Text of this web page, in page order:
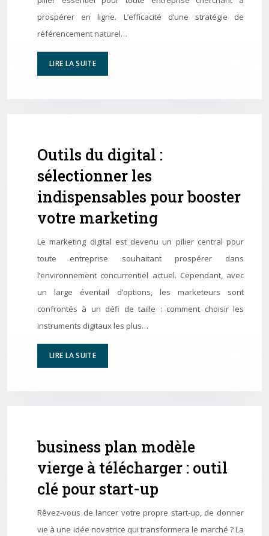
prospérer en ligne. L’efficacité d’une stratégie de
référencement naturel…
LIRE LA SUITE
Outils du digital :
sélectionner les
indispensables pour booster
votre marketing
Le marketing digital est devenu un pilier central pour
toute entreprise souhaitant prospérer dans
l’environnement concurrentiel actuel. Cependant, avec
un large éventail d’options, les marketeurs sont
confrontés à un défi de taille : comment choisir les
instruments digitaux les plus…
LIRE LA SUITE
business plan modèle
vierge à télécharger : outil
clé pour start-up
Rêvez-vous de lancer votre propre start-up, de donner
vie à une idée novatrice qui transformera le marché ? La